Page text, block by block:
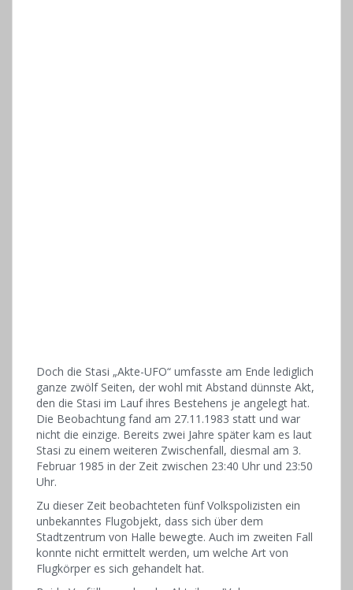
Doch die Stasi „Akte-UFO“ umfasste am Ende lediglich
ganze zwölf Seiten, der wohl mit Abstand dünnste Akt,
den die Stasi im Lauf ihres Bestehens je angelegt hat.
Die Beobachtung fand am 27.11.1983 statt und war
nicht die einzige. Bereits zwei Jahre später kam es laut
Stasi zu einem weiteren Zwischenfall, diesmal am 3.
Februar 1985 in der Zeit zwischen 23:40 Uhr und 23:50
Uhr.
Zu dieser Zeit beobachteten fünf Volkspolizisten ein
unbekanntes Flugobjekt, dass sich über dem
Stadtzentrum von Halle bewegte. Auch im zweiten Fall
konnte nicht ermittelt werden, um welche Art von
Flugkörper es sich gehandelt hat.